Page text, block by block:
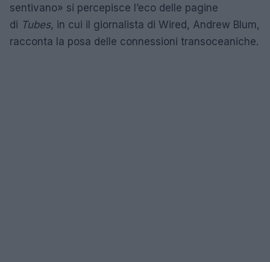
sentivano» si percepisce l’eco delle pagine
di Tubes, in cui il giornalista di Wired, Andrew Blum,
racconta la posa delle connessioni transoceaniche.